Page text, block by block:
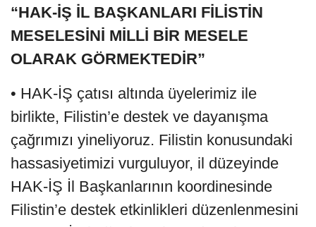
“HAK-İŞ İL BAŞKANLARI FİLİSTİN
MESELESİNİ MİLLİ BİR MESELE
OLARAK GÖRMEKTEDİR”
• HAK-İŞ çatısı altında üyelerimiz ile
birlikte, Filistin’e destek ve dayanışma
çağrımızı yineliyoruz. Filistin konusundaki
hassasiyetimizi vurguluyor, il düzeyinde
HAK-İŞ İl Başkanlarının koordinesinde
Filistin’e destek etkinlikleri düzenlenmesini